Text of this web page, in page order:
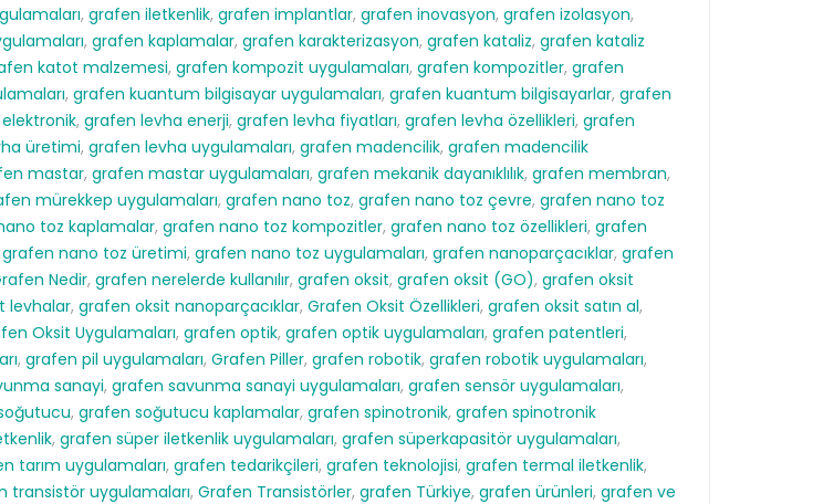
, grafen iletkenlik, grafen implantlar, grafen inovasyon, grafen izolasyon,
, grafen kaplamalar, grafen karakterizasyon, grafen kataliz, grafen kataliz
katot malzemesi, grafen kompozit uygulamaları, grafen kompozitler, grafen
, grafen kuantum bilgisayar uygulamaları, grafen kuantum bilgisayarlar, grafen
, grafen levha enerji, grafen levha fiyatları, grafen levha özellikleri, grafen
üretimi, grafen levha uygulamaları, grafen madencilik, grafen madencilik
mastar, grafen mastar uygulamaları, grafen mekanik dayanıklılık, grafen membran,
mürekkep uygulamaları, grafen nano toz, grafen nano toz çevre, grafen nano toz
toz kaplamalar, grafen nano toz kompozitler, grafen nano toz özellikleri, grafen
grafen nano toz üretimi, grafen nano toz uygulamaları, grafen nanoparçacıklar, grafen
Nedir, grafen nerelerde kullanılır, grafen oksit, grafen oksit (GO), grafen oksit
levhalar, grafen oksit nanoparçacıklar, Grafen Oksit Özellikleri, grafen oksit satın al,
Oksit Uygulamaları, grafen optik, grafen optik uygulamaları, grafen patentleri,
, grafen pil uygulamaları, Grafen Piller, grafen robotik, grafen robotik uygulamaları,
sanayi, grafen savunma sanayi uygulamaları, grafen sensör uygulamaları,
, grafen soğutucu kaplamalar, grafen spinotronik, grafen spinotronik
, grafen süper iletkenlik uygulamaları, grafen süperkapasitör uygulamaları,
tarım uygulamaları, grafen tedarikçileri, grafen teknolojisi, grafen termal iletkenlik,
transistör uygulamaları, Grafen Transistörler, grafen Türkiye, grafen ürünleri, grafen ve